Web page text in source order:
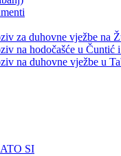
za duhovne vježbe na
na hodočašće u Čuntić
na duhovne vježbe u
SI